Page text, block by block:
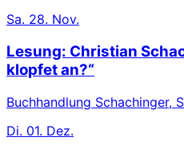
Sa. 28. Nov.
Lesung: Christian
klopfet an?“
Buchhandlung Schachinger,
Di. 01. Dez.